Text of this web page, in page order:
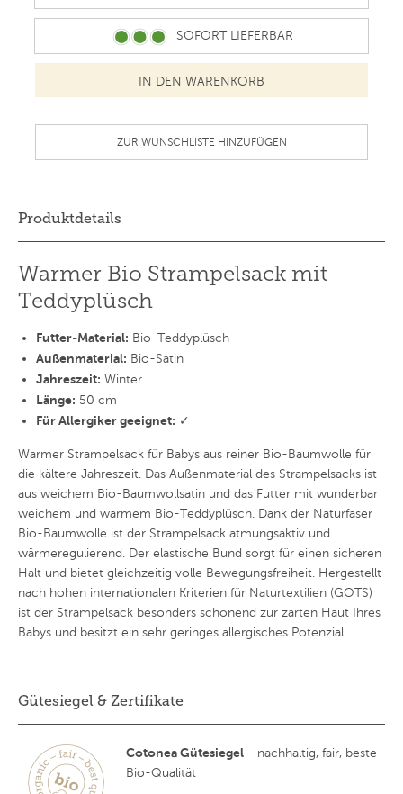
SOFORT LIEFERBAR
ZUR WUNSCHLISTE HINZUFÜGEN
Produktdetails
Warmer Bio Strampelsack mit
Teddyplüsch
Futter-Material: Bio-Teddyplüsch
Außenmaterial: Bio-Satin
Jahreszeit: Winter
Länge: 50 cm
Für Allergiker geeignet: ✓
Warmer Strampelsack für Babys aus reiner Bio-Baumwolle für
die kältere Jahreszeit. Das Außenmaterial des Strampelsacks ist
aus weichem Bio-Baumwollsatin und das Futter mit wunderbar
weichem und warmem Bio-Teddyplüsch. Dank der Naturfaser
Bio-Baumwolle ist der Strampelsack atmungsaktiv und
wärmeregulierend. Der elastische Bund sorgt für einen sicheren
Halt und bietet gleichzeitig volle Bewegungsfreiheit. Hergestellt
nach hohen internationalen Kriterien für Naturtextilien (GOTS)
ist der Strampelsack besonders schonend zur zarten Haut Ihres
Babys und besitzt ein sehr geringes allergisches Potenzial.
Gütesiegel & Zertifikate
Cotonea Gütesiegel - nachhaltig, fair, beste
Bio-Qualität